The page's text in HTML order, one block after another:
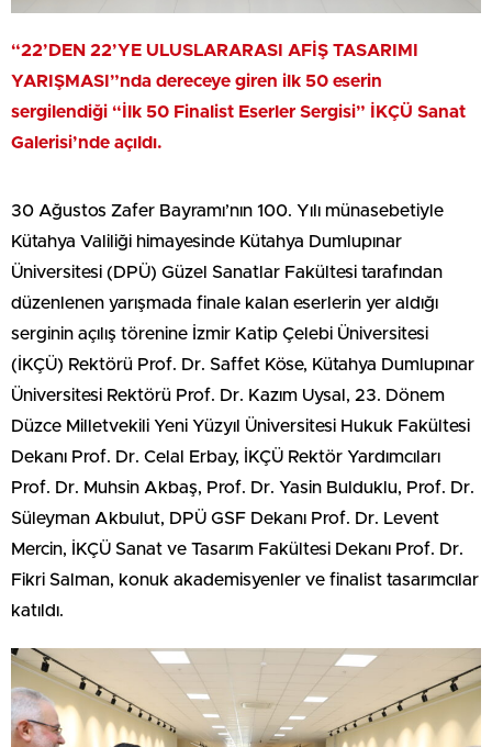
“22’DEN 22’YE ULUSLARARASI AFİŞ TASARIMI
YARIŞMASI”nda dereceye giren ilk 50 eserin
sergilendiği “İlk 50 Finalist Eserler Sergisi” İKÇÜ Sanat
Galerisi’nde açıldı.
30 Ağustos Zafer Bayramı’nın 100. Yılı münasebetiyle
Kütahya Valiliği himayesinde Kütahya Dumlupınar
Üniversitesi (DPÜ) Güzel Sanatlar Fakültesi tarafından
düzenlenen yarışmada finale kalan eserlerin yer aldığı
serginin açılış törenine İzmir Katip Çelebi Üniversitesi
(İKÇÜ) Rektörü Prof. Dr. Saffet Köse, Kütahya Dumlupınar
Üniversitesi Rektörü Prof. Dr. Kazım Uysal, 23. Dönem
Düzce Milletvekili Yeni Yüzyıl Üniversitesi Hukuk Fakültesi
Dekanı Prof. Dr. Celal Erbay, İKÇÜ Rektör Yardımcıları
Prof. Dr. Muhsin Akbaş, Prof. Dr. Yasin Bulduklu, Prof. Dr.
Süleyman Akbulut, DPÜ GSF Dekanı Prof. Dr. Levent
Mercin, İKÇÜ Sanat ve Tasarım Fakültesi Dekanı Prof. Dr.
Fikri Salman, konuk akademisyenler ve finalist tasarımcılar
katıldı.